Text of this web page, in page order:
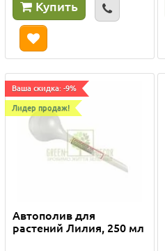
Купить
Ваша скидка: -9%
Лидер продаж!
Автополив для
растений Лилия, 250 мл